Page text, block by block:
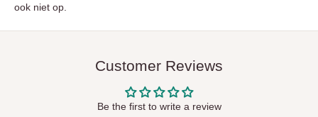
ook niet op.
Customer Reviews
Be the first to write a review